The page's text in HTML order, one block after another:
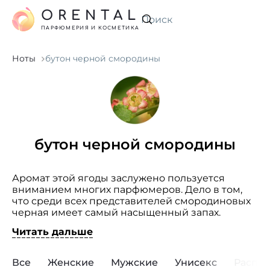
Искать
ORENTAL
ПАРФЮМЕРИЯ И КОСМЕТИКА
Ноты бутон черной смородины
бутон черной смородины
Аромат этой ягоды заслужено пользуется
вниманием многих парфюмеров. Дело в том,
что среди всех представителей смородиновых
черная имеет самый насыщенный запах.
из ее почек, нередко используется
составляющей композиции. Духи с запахом
Читать дальше
Все Женские Мужские Унисекс